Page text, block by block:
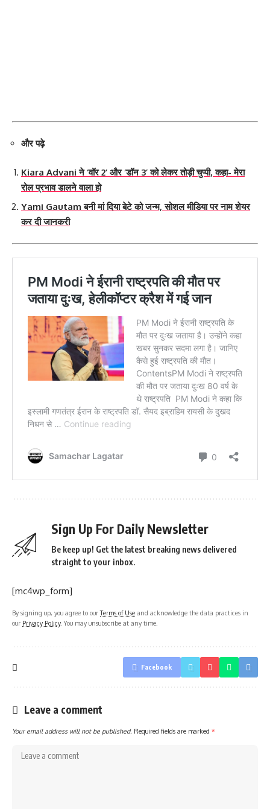
और पढ़े
Kiara Advani ने ‘वॉर 2’ और ‘डॉन 3’ को लेकर तोड़ी चुप्पी, कहा- मेरा
रोल प्रभाव डालने वाला हो
Yami Gautam बनी मां दिया बेटे को जन्म, सोशल मीडिया पर नाम शेयर
कर दी जानकरी
Sign Up For Daily Newsletter
Be keep up! Get the latest breaking news delivered
straight to your inbox.
[mc4wp_form]
By signing up, you agree to ourTerms of Use and acknowledge the data practices in
our Privacy Policy. You may unsubscribe at any time.
Facebook
Leave a comment
Your email address will not be published. Required fields are marked *